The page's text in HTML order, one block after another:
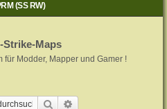
(SS RW)
Strike-Maps
für Modder, Mapper und Gamer !
Suche